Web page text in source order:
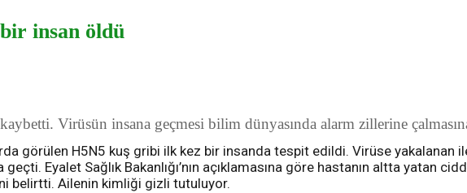
insan öldü
Virüsün insana geçmesi bilim dünyasında alarm zillerine
görülen H5N5 kuş gribi ilk kez bir insanda tespit edildi. Virüse yakalanan
Eyalet Sağlık Bakanlığı’nın açıklamasına göre hastanın altta yatan
belirtti. Ailenin kimliği gizli tutuluyor.